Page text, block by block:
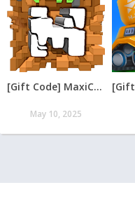
[Gift Code] MaxiCraft Adventure Time mới nhất 08/2026
May 10, 2025